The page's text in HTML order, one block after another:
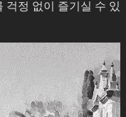
걱정 없이 즐기실 수 있